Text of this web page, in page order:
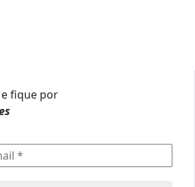
e fique por